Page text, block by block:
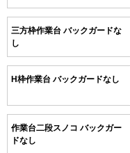
三方枠作業台 バックガードな
し
H枠作業台 バックガードなし
作業台二段スノコ バックガー
ドなし